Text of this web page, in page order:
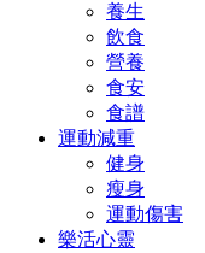
養生
飲食
營養
食安
食譜
運動減重
健身
瘦身
運動傷害
樂活心靈